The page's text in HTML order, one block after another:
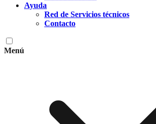
Ayuda
Red de Servicios técnicos
Contacto
Menú